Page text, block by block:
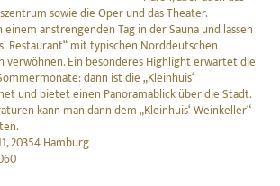
sowie die Oper und das Theater.
einem anstrengenden Tag in der Sauna und lassen
Restaurant“ mit typischen Norddeutschen
verwöhnen. Ein besonderes Highlight erwartet die
dann ist die „Kleinhuis‘
und bietet einen Panoramablick über die Stadt.
kann man dann dem „Kleinhuis‘ Weinkeller“
20354 Hamburg